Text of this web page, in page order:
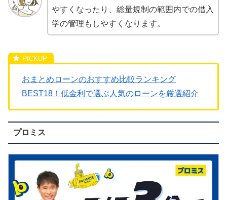
やすくなったり、総量規制の範囲内での借入
学の管理もしやすくなります。
おまとめローンのおすすめ比較ランキング
BEST18！低金利で選ぶ人気のローンを厳選紹介
プロミス